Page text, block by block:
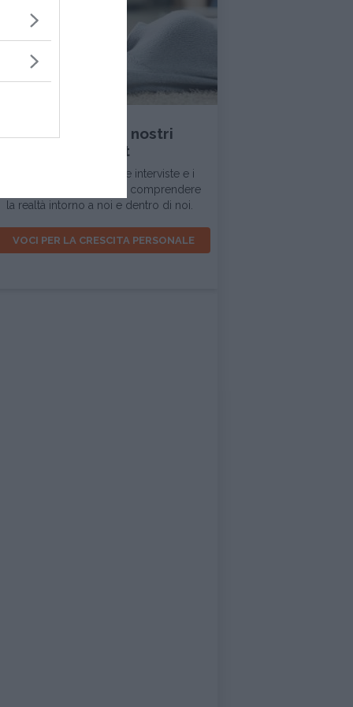
INTERVISTA
Ascolta tutti i nostri
podcast
In questa sezione trovi le interviste e i
dialoghi d'ispirazione per comprendere
la realtà intorno a noi e dentro di noi.
VOCI PER LA CRESCITA PERSONALE